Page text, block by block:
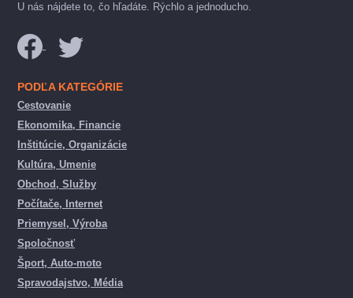
U nás nájdete to, čo hľadáte. Rýchlo a jednoducho.
PODĽA KATEGÓRIE
Cestovanie
Ekonomika, Financie
Inštitúcie, Organizácie
Kultúra, Umenie
Obchod, Služby
Počítače, Internet
Priemysel, Výroba
Spoločnosť
Šport, Auto-moto
Spravodajstvo, Média